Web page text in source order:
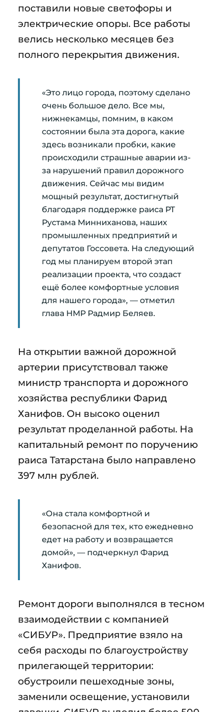
поставили новые светофоры и
электрические опоры. Все работы
велись несколько месяцев без
полного перекрытия движения.
«Это лицо города, поэтому сделано
очень большое дело. Все мы,
нижнекамцы, помним, в каком
состоянии была эта дорога, какие
здесь возникали пробки, какие
происходили страшные аварии из-
за нарушений правил дорожного
движения. Сейчас мы видим
мощный результат, достигнутый
благодаря поддержке раиса РТ
Рустама Минниханова, наших
промышленных предприятий и
депутатов Госсовета. На следующий
год мы планируем второй этап
реализации проекта, что создаст
ещё более комфортные условия
для нашего города», — отметил
глава НМР Радмир Беляев.
На открытии важной дорожной
артерии присутствовал также
министр транспорта и дорожного
хозяйства республики Фарид
Ханифов. Он высоко оценил
результат проделанной работы. На
капитальный ремонт по поручению
раиса Татарстана было направлено
397 млн рублей.
«Она стала комфортной и
безопасной для тех, кто ежедневно
едет на работу и возвращается
домой», — подчеркнул Фарид
Ханифов.
Ремонт дороги выполнялся в тесном
взаимодействии с компанией
«СИБУР». Предприятие взяло на
себя расходы по благоустройству
прилегающей территории:
обустроили пешеходные зоны,
заменили освещение, установили